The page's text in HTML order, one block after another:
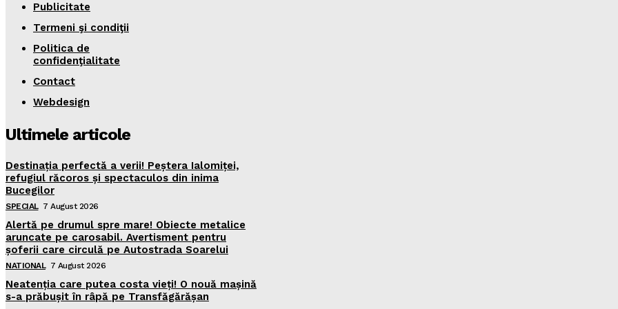
Publicitate
Termeni şi condiţii
Politica de
confidenţialitate
Contact
Webdesign
Ultimele articole
Destinația perfectă a verii! Peștera Ialomiței,
refugiul răcoros și spectaculos din inima
Bucegilor
SPECIAL 7 August 2026
Alertă pe drumul spre mare! Obiecte metalice
aruncate pe carosabil. Avertisment pentru
șoferii care circulă pe Autostrada Soarelui
NATIONAL 7 August 2026
Neatenția care putea costa vieți! O nouă mașină
s-a prăbușit în râpă pe Transfăgărășan